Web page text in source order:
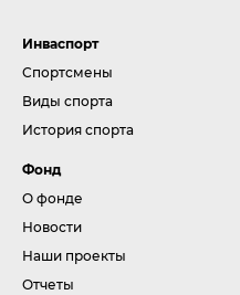
Инваспорт
Спортсмены
Виды спорта
История спорта
Фонд
О фонде
Новости
Наши проекты
Отчеты